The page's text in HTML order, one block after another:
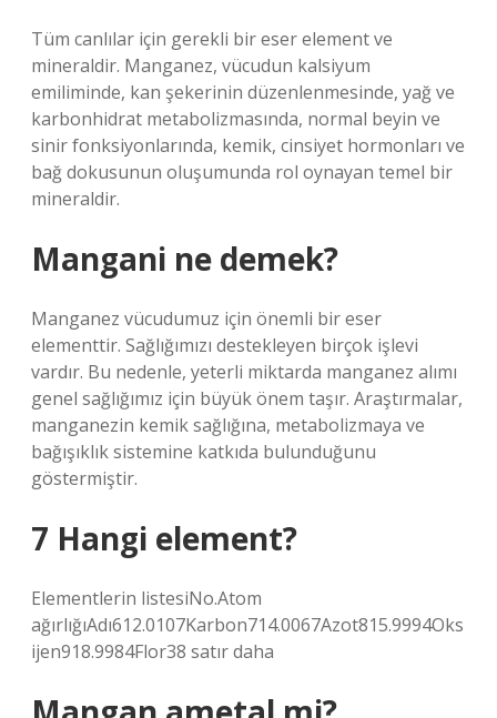
Tüm canlılar için gerekli bir eser element ve
mineraldir. Manganez, vücudun kalsiyum
emiliminde, kan şekerinin düzenlenmesinde, yağ ve
karbonhidrat metabolizmasında, normal beyin ve
sinir fonksiyonlarında, kemik, cinsiyet hormonları ve
bağ dokusunun oluşumunda rol oynayan temel bir
mineraldir.
Mangani ne demek?
Manganez vücudumuz için önemli bir eser
elementtir. Sağlığımızı destekleyen birçok işlevi
vardır. Bu nedenle, yeterli miktarda manganez alımı
genel sağlığımız için büyük önem taşır. Araştırmalar,
manganezin kemik sağlığına, metabolizmaya ve
bağışıklık sistemine katkıda bulunduğunu
göstermiştir.
7 Hangi element?
Elementlerin listesiNo.Atom
ağırlığıAdı612.0107Karbon714.0067Azot815.9994Oks
ijen918.9984Flor38 satır daha